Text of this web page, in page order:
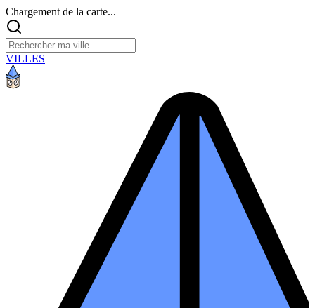
Chargement de la carte...
VILLES